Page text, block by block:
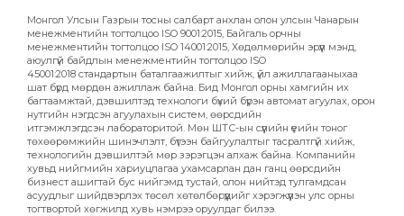
Монгол Улсын Газрын тосны салбарт анхлан олон улсын Чанарын
менежментийн тогтолцоо ISO 9001:2015, Байгаль орчны
менежментийн тогтолцоо ISO 14001:2015, Хөдөлмөрийн эрүүл мэнд,
аюулгүй байдлын менежментийн тогтолцоо ISO
45001:2018 стандартын баталгаажилтыг хийж, үйл ажиллагааныхаа
шат бүрд мөрдөн ажиллаж байна. Бид Монгол орны хамгийн их
багтаамжтай, дэвшилтэд технологи бүхий бүрэн автомат агуулах, орон
нутгийн нэгдсэн агуулахын систем, өөрсдийн
итгэмжлэгдсэн лабораторитой. Мөн ШТС-ын сүүлийн үеийн тоног
төхөөрөмжийн шинэчлэлт, бүтээн байгуулалтыг тасралтгүй хийж,
технологийн дэвшилтэй мөр зэрэгцэн алхаж байна. Компанийн
хувьд нийгмийн хариуцлагаа ухамсарлан дан ганц өөрсдийн
бизнест ашигтай бус нийгэмд тустай, олон нийтэд тулгамдсан
асуудлыг шийдвэрлэх төсөл хөтөлбөрүүдийг хэрэгжүүлэн улс орны
тогтвортой хөгжилд хувь нэмрээ оруулдаг билээ.